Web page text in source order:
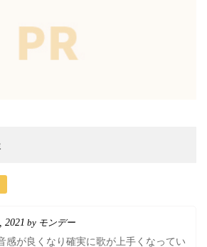
2021 by モンデー
感が良くなり確実に歌が上手くなってい